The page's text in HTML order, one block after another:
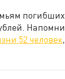
52 человек,